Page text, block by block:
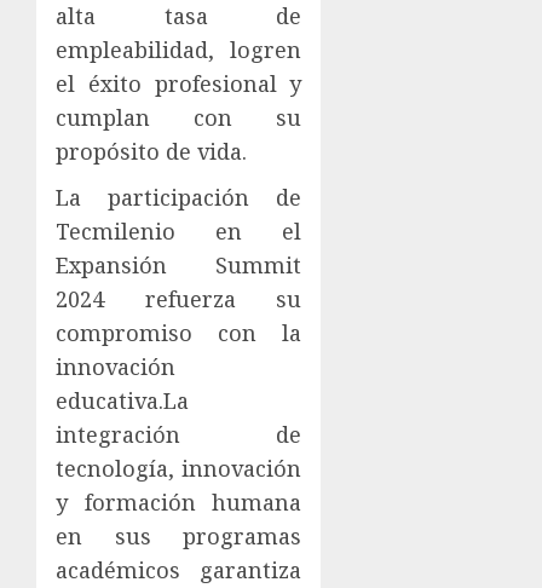
alta tasa de
empleabilidad, logren
el éxito profesional y
cumplan con su
propósito de vida.
La participación de
Tecmilenio en el
Expansión Summit
2024 refuerza su
compromiso con la
innovación
educativa.La
integración de
tecnología, innovación
y formación humana
en sus programas
académicos garantiza